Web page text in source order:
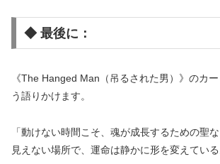
◆ 最後に：
《The Hanged Man（吊るされた男）》のカ
う語りかけます。
「動けない時間こそ、魂が成長するための聖な
見えない場所で、運命は静かに形を変えている